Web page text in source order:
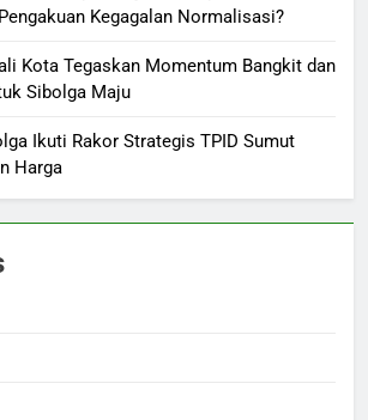
Kegagalan Normalisasi?
Kota Tegaskan Momentum Bangkit dan
Sibolga Maju
Ikuti Rakor Strategis TPID Sumut
Harga